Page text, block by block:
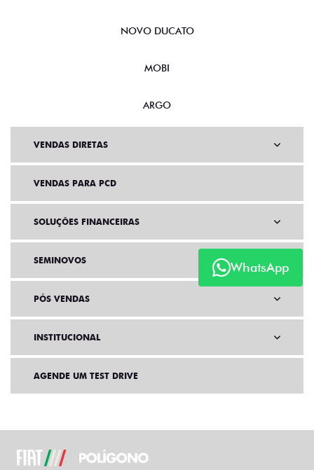
WhatsApp
NOVO DUCATO
MOBI
ARGO
VENDAS DIRETAS
VENDAS PARA PCD
SOLUÇÕES FINANCEIRAS
SEMINOVOS
PÓS VENDAS
INSTITUCIONAL
AGENDE UM TEST DRIVE